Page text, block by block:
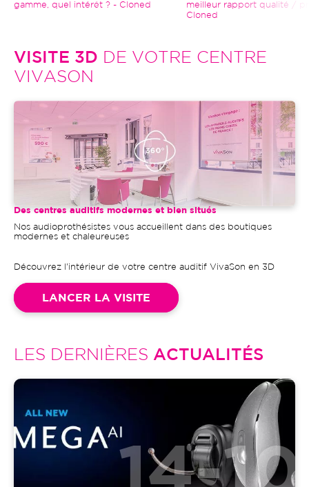
gamme, quel intérêt ? - Cloned
meilleur rapport qualité /
Cloned
VISITE 3D DE VOTRE CENTRE
VIVASON
Des centres auditifs modernes et bien situés
Nos audioprothésistes vous accueillent dans des boutiques
modernes et chaleureuses
Découvrez l'intérieur de votre centre auditif VivaSon en 3D
LANCER LA VISITE
LES DERNIÈRES ACTUALITÉS
Image